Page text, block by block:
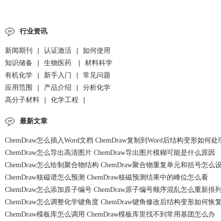
行业资讯
新闻期刊 认证激活
如何使用
知识储备
生物医药
材料科学
有机化学
新手入门
常见问题
应用范围
产品介绍
分析化学
高分子材料
化学工程
最新文章
ChemDraw怎么插入Word文档 ChemDraw复制到Word后结构变形如何处
ChemDraw怎么导出高清图片 ChemDraw导出图片模糊可能是什么原因
ChemDraw怎么绘制聚合物结构 ChemDraw聚合物重复单元和括号怎么
ChemDraw核磁谱怎么预测 ChemDraw核磁预测结果中的峰位怎么看
ChemDraw怎么添加原子编号 ChemDraw原子编号顺序混乱怎么重新排列
ChemDraw怎么调整化学键角度 ChemDraw键角修改后结构变形如何恢复
ChemDraw模板库怎么调用 ChemDraw模板库里找不到常用基团怎么办